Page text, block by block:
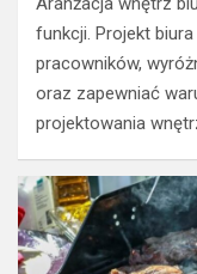
funkcji. Projekt
pracowników,
oraz zapewniać
projektowania